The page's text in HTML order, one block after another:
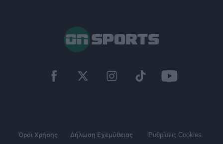
Όροι Χρήσης Δήλωση Εχεμύθειας Ρυθμίσεις Cookies